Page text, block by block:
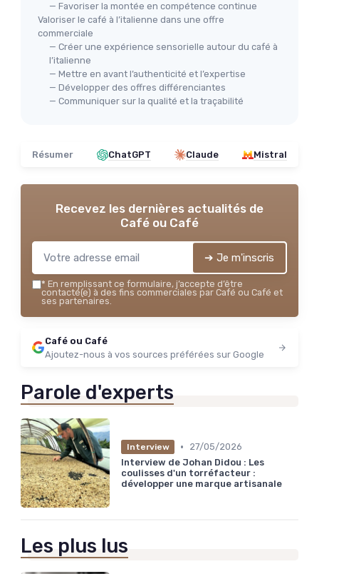
— Favoriser la montée en compétence continue
Valoriser le café à l’italienne dans une offre
commerciale
— Créer une expérience sensorielle autour du café à
l’italienne
— Mettre en avant l’authenticité et l’expertise
— Développer des offres différenciantes
— Communiquer sur la qualité et la traçabilité
Résumer ChatGPT Claude Mistral
Recevez les dernières actualités de
Café ou Café
➔ Je m'inscris
* En remplissant ce formulaire, j’accepte d’être
contacté(e) à des fins commerciales par Café ou Café et
ses partenaires.
Café ou Café
Ajoutez-nous à vos sources préférées sur Google
Parole d'experts
Interview •
27/05/2026
Interview de Johan Didou : Les
coulisses d'un torréfacteur :
développer une marque artisanale
Les plus lus